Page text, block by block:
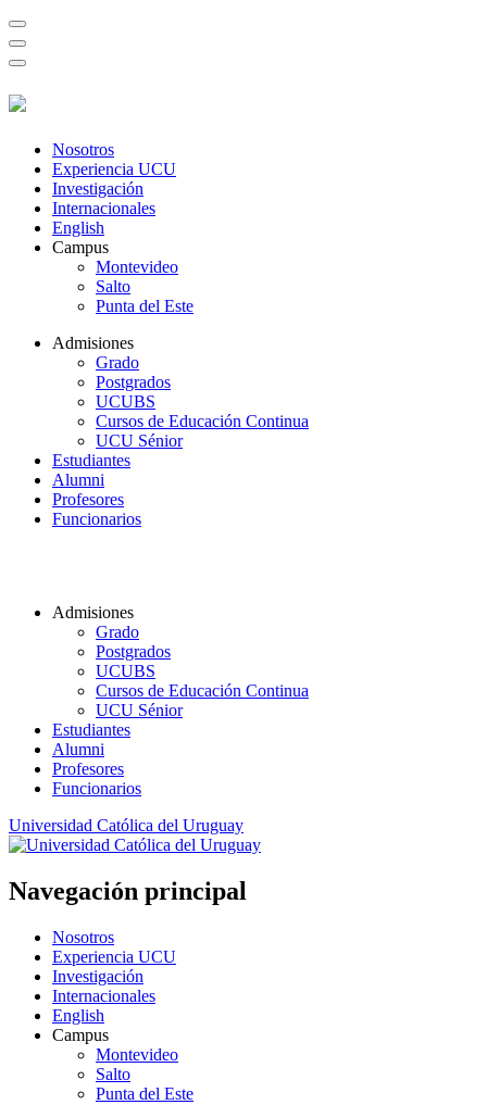
Nosotros
Experiencia UCU
Investigación
Internacionales
English
Campus
Montevideo
Salto
Punta del Este
Admisiones
Grado
Postgrados
UCUBS
Cursos de Educación Continua
UCU Sénior
Estudiantes
Alumni
Profesores
Funcionarios
Admisiones
Grado
Postgrados
UCUBS
Cursos de Educación Continua
UCU Sénior
Estudiantes
Alumni
Profesores
Funcionarios
Universidad Católica del Uruguay
Navegación principal
Nosotros
Experiencia UCU
Investigación
Internacionales
English
Campus
Montevideo
Salto
Punta del Este